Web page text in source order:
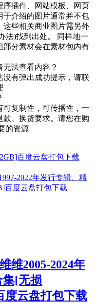
序插件、网站模板、网页
于介绍的图片通常并不包
这些相关商业图片需另外
法)找到出处。 同样地一
部分素材会在素材包内有
法查看内容？
有弹出成功提示，请联
复制性，可传播性，一
款、换货要求。请您在购
的资源
百度云盘打包下载
2022年发行专辑、精
百度云盘打包下载
维2005-2024年
集[无损
度云盘打包下载